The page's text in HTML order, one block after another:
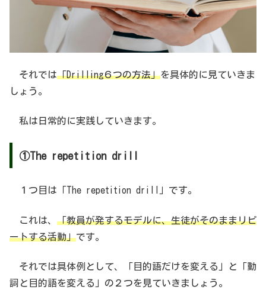
それでは「Drilling６つの方法」を具体的に見ていきま
しょう。
私は日常的に実践していきます。
①The repetition drill
１つ目は「The repetition drill」です。
これは、 「教員が発するモデルに、生徒がそのままリピ
ートする活動」です。
それでは具体例として、「目的語だけを変える」と「動
詞と目的語を変える」の２つを見ていきましょう。